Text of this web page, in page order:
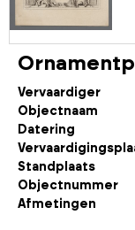
Vervaardiger
Objectnaam
Datering
Standplaats
Objectnummer
Afmetingen